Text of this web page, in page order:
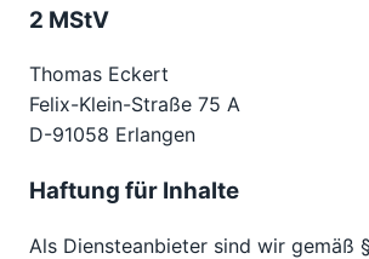
2 MStV
Thomas Eckert
Felix-Klein-Straße 75 A
D-91058 Erlangen
Haftung für Inhalte
Als Diensteanbieter sind wir gemäß